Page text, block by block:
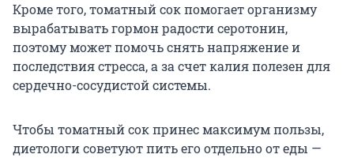
Кроме того, томатный сок помогает организму
вырабатывать гормон радости серотонин,
поэтому может помочь снять напряжение и
последствия стресса, а за счет калия полезен для
сердечно-сосудистой системы.
Чтобы томатный сок принес максимум пользы,
диетологи советуют пить его отдельно от еды —